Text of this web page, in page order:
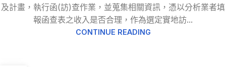
及計畫，執行函(訪)查作業，並蒐集相關資訊，憑以分析業者填
報函查表之收入是否合理，作為選定實地訪...
CONTINUE READING